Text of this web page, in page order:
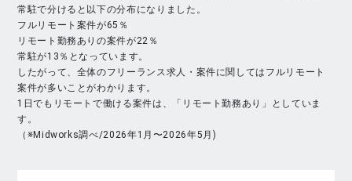
常駐で分けると以下の分布になりました。
フルリモート案件が65％
リモート勤務ありの案件が22％
常駐が13％となっています。
したがって、全体のフリーランス求人・案件に関してはフルリモート
案件が多いことがわかります。
1日でもリモートで働ける案件は、「リモート勤務あり」としていま
す。
（※Midworks調べ/2026年1月〜2026年5月)